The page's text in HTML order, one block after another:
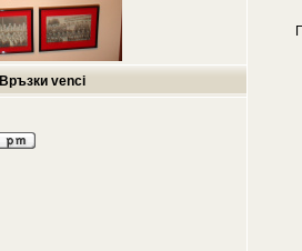
Връзки venci